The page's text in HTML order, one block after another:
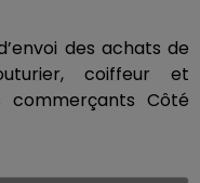
des achats de
coiffeur et
commerçants Côté